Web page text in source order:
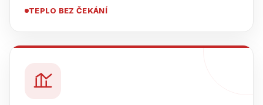
TEPLO BEZ ČEKÁNÍ